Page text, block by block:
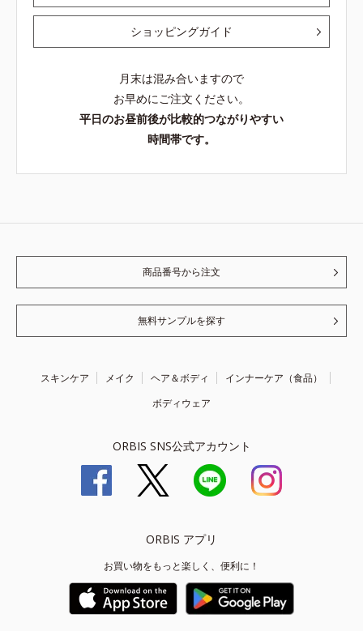
ショッピングガイド
月末は混み合いますので
お早めにご注文ください。
平日のお昼前後が比較的つながりやすい
時間帯です。
商品番号から注文
無料サンプルを探す
スキンケア メイク ヘア＆ボディ
インナーケア（食品）
ボディウェア
ORBIS SNS公式アカウント
ORBIS アプリ
お買い物をもっと楽しく、便利に！